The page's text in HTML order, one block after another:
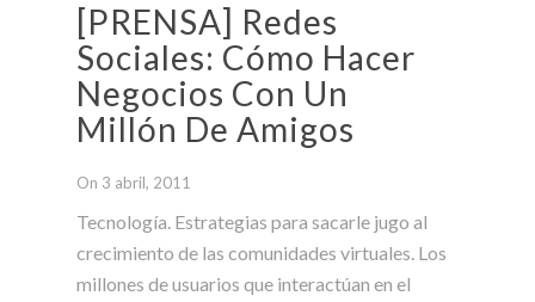
[PRENSA] Redes
Sociales: Cómo Hacer
Negocios Con Un
Millón De Amigos
On 3 abril, 2011
Tecnología. Estrategias para sacarle jugo al
crecimiento de las comunidades virtuales. Los
millones de usuarios que interactúan en el